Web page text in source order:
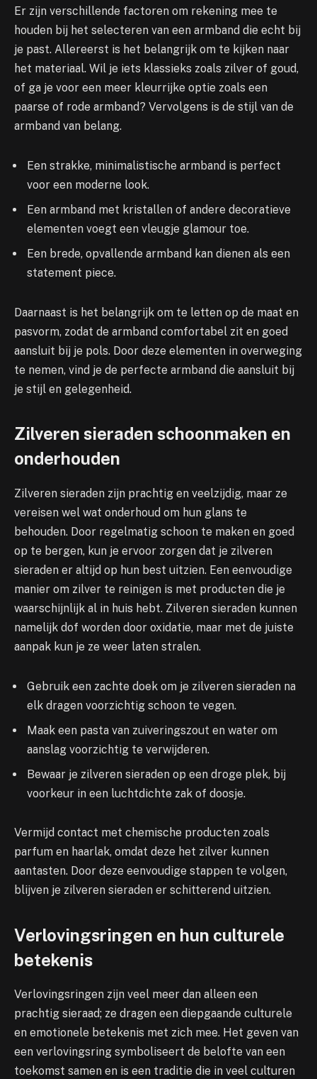
Er zijn verschillende factoren om rekening mee te
houden bij het selecteren van een armband die echt bij
je past. Allereerst is het belangrijk om te kijken naar
het materiaal. Wil je iets klassieks zoals zilver of goud,
of ga je voor een meer kleurrijke optie zoals een
paarse of rode armband? Vervolgens is de stijl van de
armband van belang.
Een strakke, minimalistische armband is perfect
voor een moderne look.
Een armband met kristallen of andere decoratieve
elementen voegt een vleugje glamour toe.
Een brede, opvallende armband kan dienen als een
statement piece.
Daarnaast is het belangrijk om te letten op de maat en
pasvorm, zodat de armband comfortabel zit en goed
aansluit bij je pols. Door deze elementen in overweging
te nemen, vind je de perfecte armband die aansluit bij
je stijl en gelegenheid.
Zilveren sieraden schoonmaken en
onderhouden
Zilveren sieraden zijn prachtig en veelzijdig, maar ze
vereisen wel wat onderhoud om hun glans te
behouden. Door regelmatig schoon te maken en goed
op te bergen, kun je ervoor zorgen dat je zilveren
sieraden er altijd op hun best uitzien. Een eenvoudige
manier om zilver te reinigen is met producten die je
waarschijnlijk al in huis hebt. Zilveren sieraden kunnen
namelijk dof worden door oxidatie, maar met de juiste
aanpak kun je ze weer laten stralen.
Gebruik een zachte doek om je zilveren sieraden na
elk dragen voorzichtig schoon te vegen.
Maak een pasta van zuiveringszout en water om
aanslag voorzichtig te verwijderen.
Bewaar je zilveren sieraden op een droge plek, bij
voorkeur in een luchtdichte zak of doosje.
Vermijd contact met chemische producten zoals
parfum en haarlak, omdat deze het zilver kunnen
aantasten. Door deze eenvoudige stappen te volgen,
blijven je zilveren sieraden er schitterend uitzien.
Verlovingsringen en hun culturele
betekenis
Verlovingsringen zijn veel meer dan alleen een
prachtig sieraad; ze dragen een diepgaande culturele
en emotionele betekenis met zich mee. Het geven van
een verlovingsring symboliseert de belofte van een
toekomst samen en is een traditie die in veel culturen